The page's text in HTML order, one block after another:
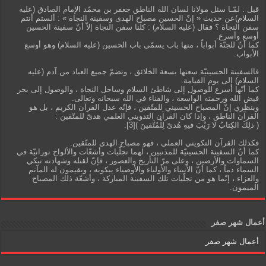
قيل : لمّـا سئل مولانا لسان الله الناطق جعفر بن محمّد الإمام الصادق (عليه
السلام)عن حديث « إنّ الحسين مصباح الهدى وسفينة النجاة » : ألستم أنتم
سفن النجاة ؟ فقال (عليه السلام) : كلّنا سفن النجاة إلاّ أنّ سفينة الحسين
أوسع وأسرع.
كما أنّ للجنّة أبواباً ، منها باب يسمّى باب الحسين (عليه السلام) وهو أوسع
الأبواب.
فالسفينة الحسينيّة سعتها بسعة الخلائق ، وتضمّ جميع العباد من آدم (عليه
السلام) إلى يوم القيامة.
كما أنّها أسرع للوصول إلى شاطئ السلام وساحل النجاة ، والوصول إلى بحر
فيض الله ورحمته الواسعة ، والفناء في الله سبحانه وتعالى.
وبنظري إنّ المصباح الحسيني للمتّقين ، فإنّه عدل القرآن الكريم ، بل هو
القرآن الناطق ، وإذا كان القرآن التدويني العلمي هدىً للمتّقين :
( ذلِكَ الكِتابُ لا رَيْبَ فيهِ هُدىً لِلْمُتَّقينَ )[3].
فكذلك القرآن التكويني العملي ، فهو مصباح الهدى للمتّقين.
كما أنّ السفينة الحسينيّة للمذنبين ، لهما تجلّيات وأشعّات والألواح نورانيّة في
السماوات والأرضين ، وعلى مرّ التأريخ والعصور ، فإنّ لقتله وشهادته تبكي
السماء دماً ، كما أنّ الأنبياء والأولياء والأوصياء يبكونه ، ويقيمون له المآتم
والعزاء ، إنّما هو من تجلّيات تلك السفينة المباركة ، وأشعّة ذلك المصباح
الميمون.
أعمال شهر صفر
أعمال شهر صفر